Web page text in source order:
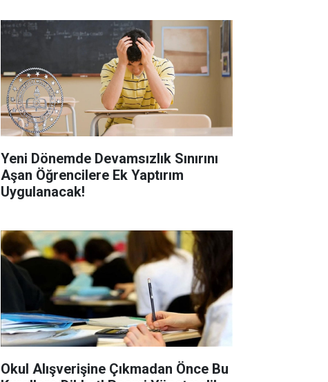
Yeni Dönemde Devamsızlık Sınırını
Aşan Öğrencilere Ek Yaptırım
Uygulanacak!
Okul Alışverişine Çıkmadan Önce Bu